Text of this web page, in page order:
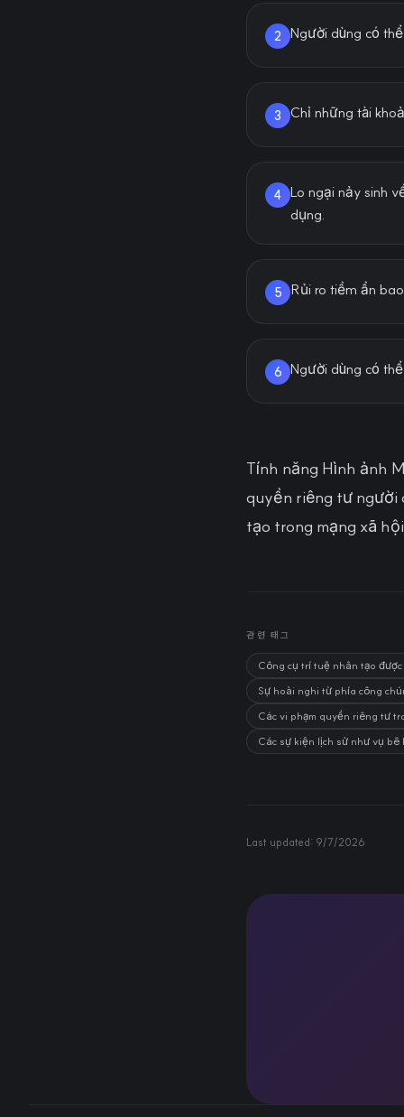
2 Người dùng có
3 Chỉ những tài
4 Lo ngại nảy sinh
dụng.
5 Rủi ro tiềm ẩn
6 Người dùng có
Tính năng Hình ảnh
quyền riêng tư người
tạo trong mạng xã
관련 태그
Công cụ trí tuệ nhân tạo
Sự hoài nghi từ phía công
Các vi phạm quyền riêng tư
Các sự kiện lịch sử như vụ
Last updated: 9/7/2026